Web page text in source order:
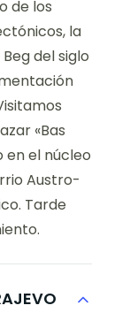
de los
la
del siglo
«Bas
en el núcleo
Austro-
Tarde